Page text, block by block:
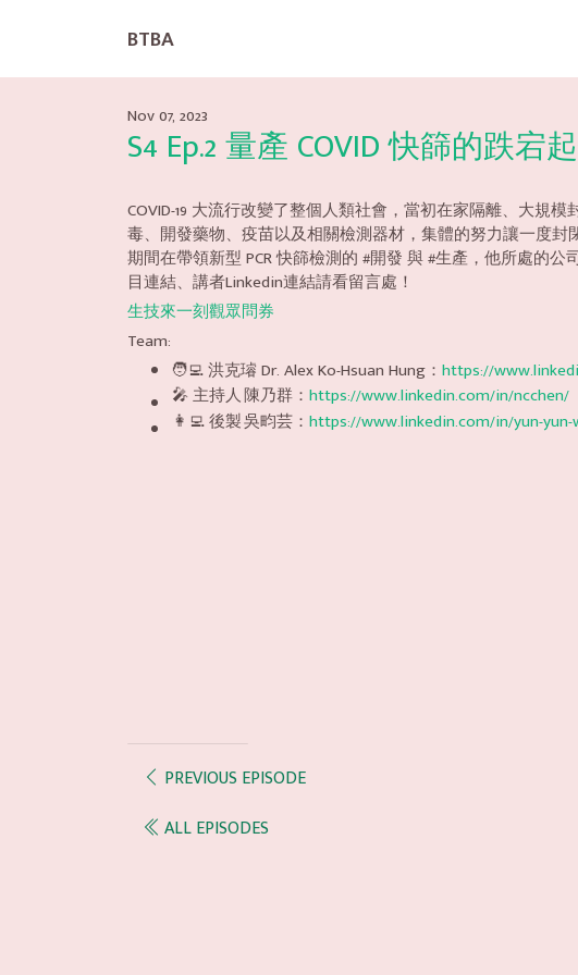
BTBA
Nov 07, 2023
S4 Ep.2 量產 COVID 快篩的跌宕
COVID-19 大流行改變了整個人類社會，當初在家隔離、大規
毒、開發藥物、疫苗以及相關檢測器材，集體的努力讓一度封
期間在帶領新型 PCR 快篩檢測的 #開發 與 #生產，他所處的
目連結、講者Linkedin連結請看留言處！
生技來一刻觀眾問券
Team:
🧑‍💻 洪克璿 Dr. Alex Ko-Hsuan Hung： https://
🎤 主持人陳乃群： https://www.linkedin.com/in/ncchen/
👩‍💻 後製吳畇芸： https://www.linkedin.com/in/yun-yun-
PREVIOUS EPISODE
ALL EPISODES